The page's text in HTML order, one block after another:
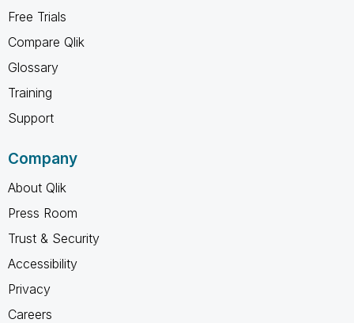
Free Trials
Compare Qlik
Glossary
Training
Support
Company
About Qlik
Press Room
Trust & Security
Accessibility
Privacy
Careers